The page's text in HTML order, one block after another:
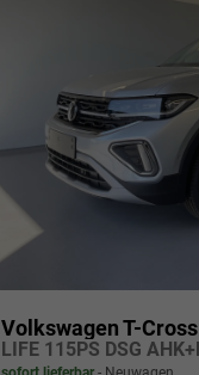
Volkswagen T-Cross